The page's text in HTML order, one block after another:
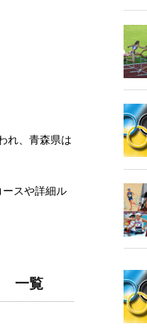
れ、青森県は
スや詳細ル
一覧